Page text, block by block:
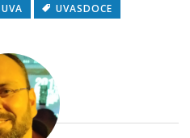
UVA UVASDOCE